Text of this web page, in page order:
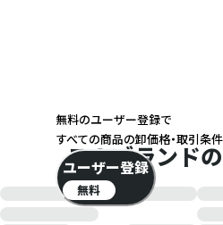
このブランド
無料のユーザー登録で
すべての商品の卸価格・取引条
ユーザー登録
無料